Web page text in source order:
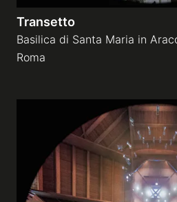
Transetto
Basilica di Santa Maria in
Roma